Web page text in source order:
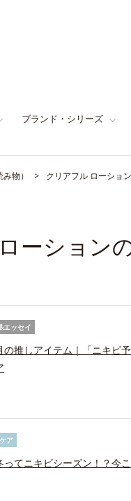
ブランド・シリーズ
物） クリアフル ローショ
ーション
エッセイ
の推しアイテム｜「ニキビ
ア
ってニキビシーズン！？今